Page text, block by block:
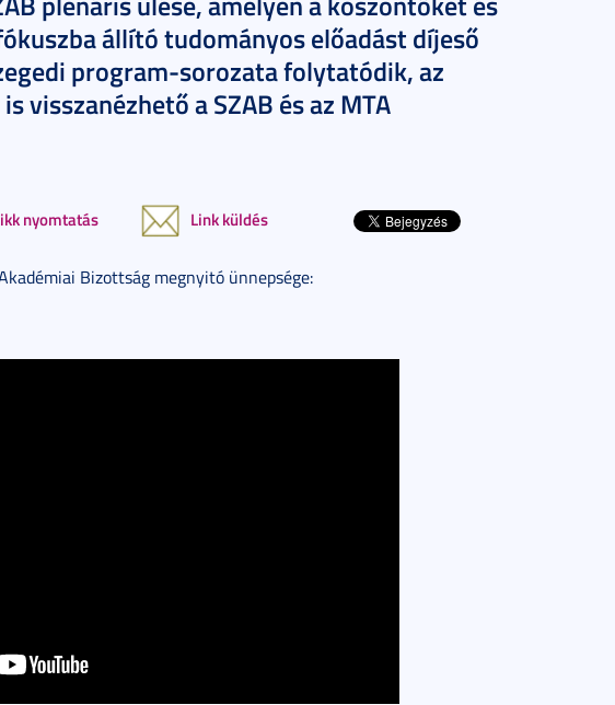
állító tudományos előadást díjeső
program-sorozata folytatódik, az
visszanézhető a SZAB és az MTA
nyomtatás Link küldés
Bizottság megnyitó ünnepsége: